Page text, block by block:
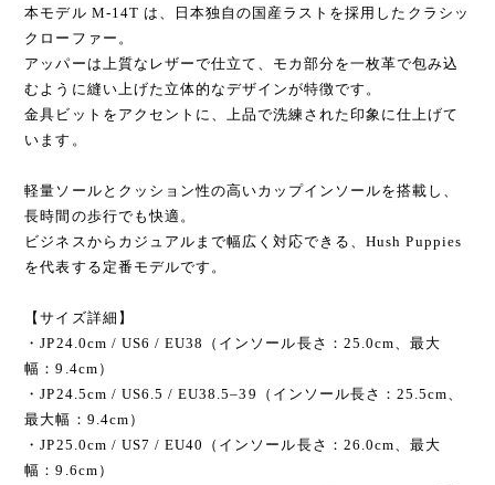
本モデル M-14T は、日本独自の国産ラストを採用したクラシッ
クローファー。
アッパーは上質なレザーで仕立て、モカ部分を一枚革で包み込
むように縫い上げた立体的なデザインが特徴です。
金具ビットをアクセントに、上品で洗練された印象に仕上げて
います。
軽量ソールとクッション性の高いカップインソールを搭載し、
長時間の歩行でも快適。
ビジネスからカジュアルまで幅広く対応できる、Hush Puppies
を代表する定番モデルです。
【サイズ詳細】
・JP24.0cm / US6 / EU38（インソール長さ：25.0cm、最大
幅：9.4cm）
・JP24.5cm / US6.5 / EU38.5–39（インソール長さ：25.5cm、
最大幅：9.4cm）
・JP25.0cm / US7 / EU40（インソール長さ：26.0cm、最大
幅：9.6cm）